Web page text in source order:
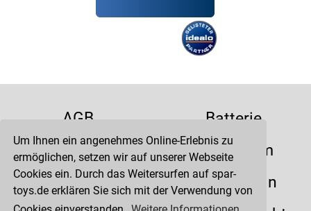
Um Ihnen ein angenehmes Online-Erlebnis zu
ermöglichen, setzen wir auf unserer Webseite
Cookies ein. Durch das Weitersurfen auf spar-
toys.de erklären Sie sich mit der Verwendung von
AGB
Batterie
Datenschutz
Impressum
Kontakt
Liefertermin